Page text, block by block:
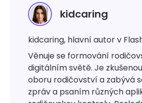
kidcaring
kidcaring, hlavní autor v
Věnuje se formování
digitálním světě. Je
oboru rodičovství a zabývá
zpráv a psaním různých